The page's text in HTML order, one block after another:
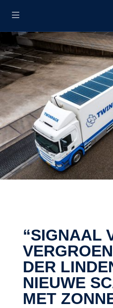
“SIGNAAL VOOR
DER
NIEUWE
MET